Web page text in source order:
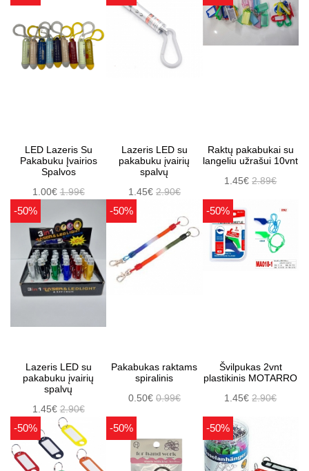
LED Lazeris Su
Pakabuku Įvairios
Spalvos
1.00€1.99€
Lazeris LED su
pakabuku įvairių
spalvų
1.45€ 2.90€
Raktų pakabukai su
langeliu užrašui 10vnt
1.45€2.89€
-50%
Lazeris LED su
pakabuku įvairių
spalvų
1.45€2.90€
-50%
Pakabukas raktams
spiralinis
0.50€ 0.99€
-50%
Švilpukas 2vnt
plastikinis MOTARRO
1.45€2.90€
-50% -50% -50%